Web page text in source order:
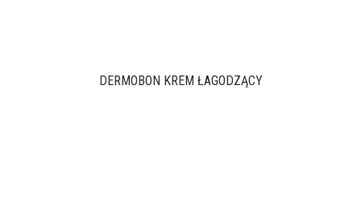
DERMOBON KREM ŁAGODZĄCY